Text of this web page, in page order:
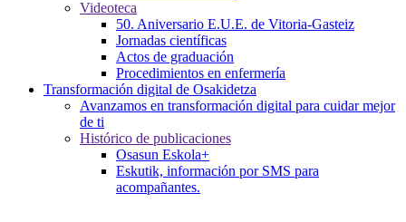
Videoteca
50. Aniversario E.U.E. de Vitoria-Gasteiz
Jornadas científicas
Actos de graduación
Procedimientos en enfermería
Transformación digital de Osakidetza
Avanzamos en transformación digital para cuidar mejor
de ti
Histórico de publicaciones
Osasun Eskola+
Eskutik, información por SMS para
acompañantes.